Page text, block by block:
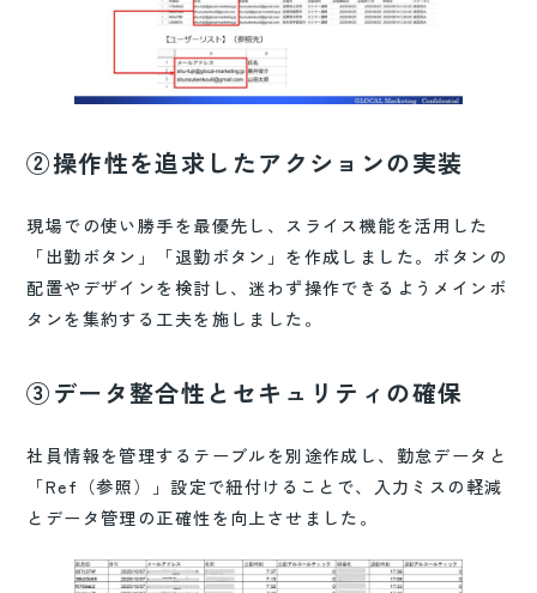
②操作性を追求したアクションの実装
現場での使い勝手を最優先し、スライス機能を活用した
「出勤ボタン」「退勤ボタン」を作成しました。ボタンの
配置やデザインを検討し、迷わず操作できるようメインボ
タンを集約する工夫を施しました。
③データ整合性とセキュリティの確保
社員情報を管理するテーブルを別途作成し、勤怠データと
「Ref（参照）」設定で紐付けることで、入力ミスの軽減
とデータ管理の正確性を向上させました。